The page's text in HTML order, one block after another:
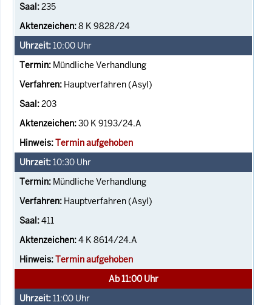
235
8 K 9828/24
10:00 Uhr
Mündliche Verhandlung
Hauptverfahren (Asyl)
203
30 K 9193/24.A
Termin aufgehoben
10:30 Uhr
Mündliche Verhandlung
Hauptverfahren (Asyl)
411
4 K 8614/24.A
Termin aufgehoben
Ab 11:00 Uhr
11:00 Uhr